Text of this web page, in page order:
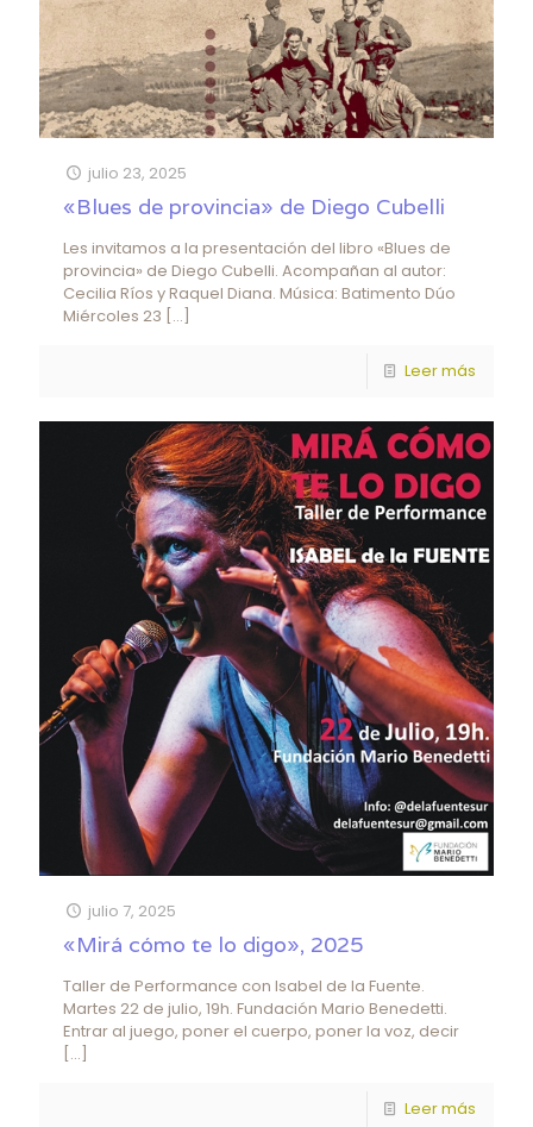
julio 23, 2025
«Blues de provincia» de Diego Cubelli
Les invitamos a la presentación del libro «Blues de
provincia» de Diego Cubelli. Acompañan al autor:
Cecilia Ríos y Raquel Diana. Música: Batimento Dúo
Miércoles 23 […]
Leer más
julio 7, 2025
«Mirá cómo te lo digo», 2025
Taller de Performance con Isabel de la Fuente.
Martes 22 de julio, 19h. Fundación Mario Benedetti.
Entrar al juego, poner el cuerpo, poner la voz, decir
[…]
Leer más